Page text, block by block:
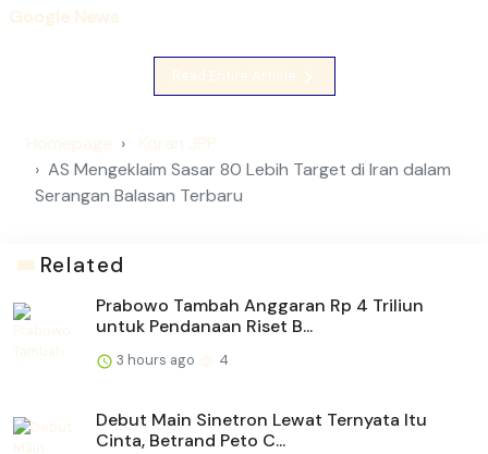
Google News
Read Entire Article
Homepage
Koran JPP
AS Mengeklaim Sasar 80 Lebih Target di Iran dalam
Serangan Balasan Terbaru
Related
Prabowo Tambah Anggaran Rp 4 Triliun
untuk Pendanaan Riset B...
3 hours ago 4
Debut Main Sinetron Lewat Ternyata Itu
Cinta, Betrand Peto C...